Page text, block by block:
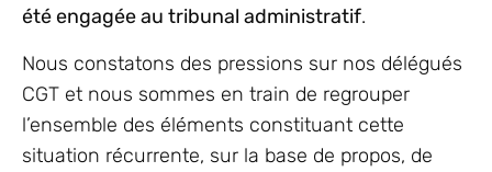
été engagée au tribunal administratif.
Nous constatons des pressions sur nos délégués
CGT et nous sommes en train de regrouper
l’ensemble des éléments constituant cette
situation récurrente, sur la base de propos, de